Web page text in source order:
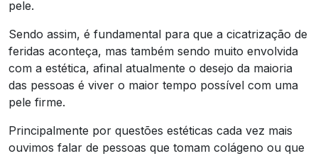
pele.
Sendo assim, é fundamental para que a cicatrização de
feridas aconteça, mas também sendo muito envolvida
com a estética, afinal atualmente o desejo da maioria
das pessoas é viver o maior tempo possível com uma
pele firme.
Principalmente por questões estéticas cada vez mais
ouvimos falar de pessoas que tomam colágeno ou que